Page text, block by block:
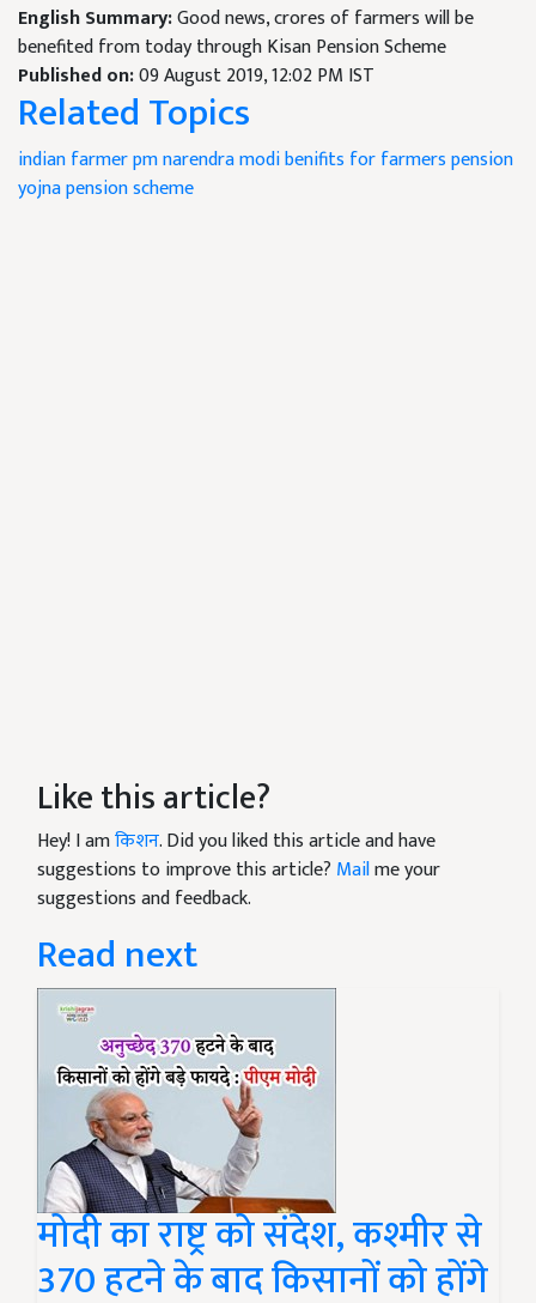
English Summary:Good news, crores of farmers will be
benefited from today through Kisan Pension Scheme
Published on:09 August 2019, 12:02 PM IST
Related Topics
indian farmerpm narendra modibenifits for farmerspension
yojnapension scheme
Like this article?
Hey! I amकिशन. Did you liked this article and have
suggestions to improve this article? Mailme your
suggestions and feedback.
Read next
मोदी का राष्ट्र को संदेश, कश्मीर से
370 हटने के बाद किसानों को होंगे